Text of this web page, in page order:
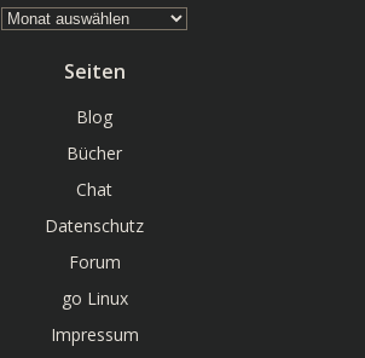
Archiv
Seiten
Blog
Bücher
Chat
Datenschutz
Forum
go Linux
Impressum